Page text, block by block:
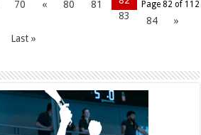
Page 82 of 112
70 « 80 81
83
84
»
Last »